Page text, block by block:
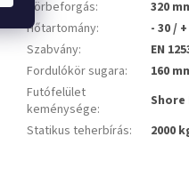
Körbeforgás:
320
Hőtartomány:
- 30 /
Szabvány:
EN
Fordulókör sugara:
160
Futófelület
keménysége:
Shore
Statikus teherbírás: 2000